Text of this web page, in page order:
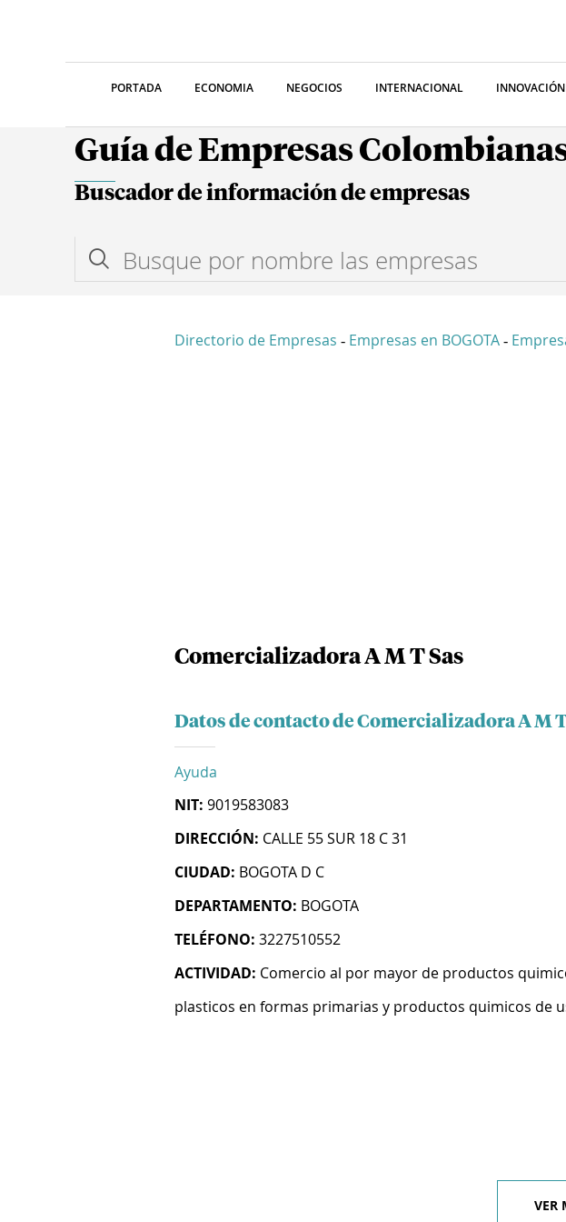
PORTADA ECONOMIA NEGOCIOS INTERNACIONAL INNOVACIÓN
Guía de Empresas
Buscador de información de empresas
Directorio de Empresas - Empresas en BOGOTA -
Comercializadora A M T Sas
Datos de contacto de Comercializadora A M T
Ayuda
NIT: 9019583083
DIRECCIÓN: CALLE 55 SUR 18 C 31
CIUDAD: BOGOTA D C
DEPARTAMENTO: BOGOTA
TELÉFONO: 3227510552
ACTIVIDAD: Comercio al por mayor de productos
plasticos en formas primarias y productos quimicos de
VER